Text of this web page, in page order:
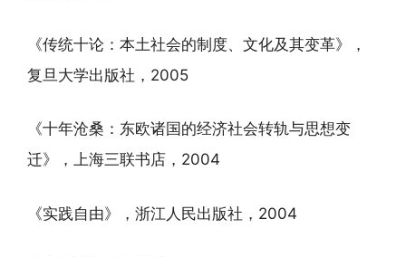
《传统十论：本土社会的制度、文化及其变革》，
复旦大学出版社，2005
《十年沧桑：东欧诸国的经济社会转轨与思想变
迁》，上海三联书店，2004
《实践自由》，浙江人民出版社，2004